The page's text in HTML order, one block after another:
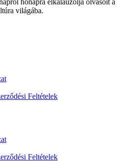
hónapra elkalauzolja olvasóit a
világába.
Feltételek
Feltételek